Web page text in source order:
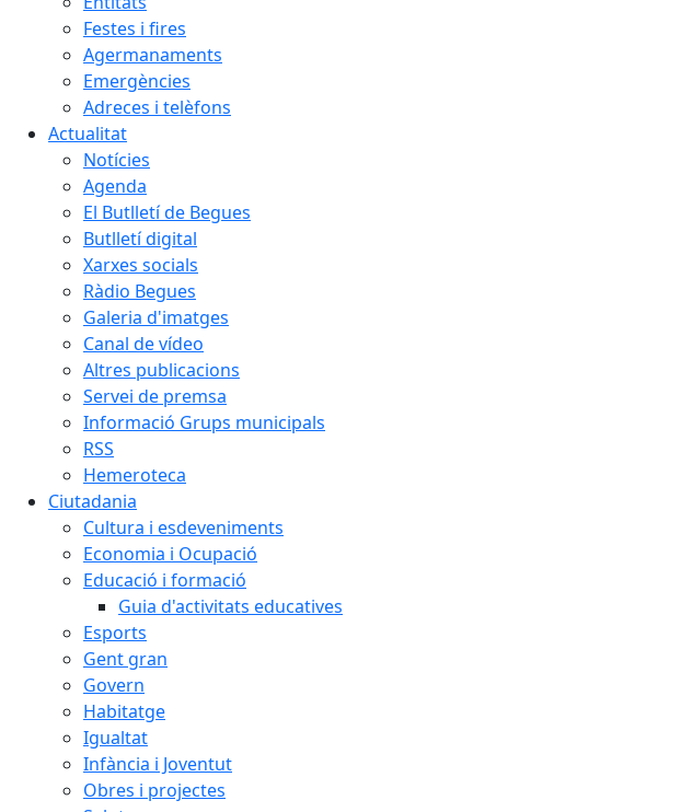
Festes i fires
Agermanaments
Emergències
Adreces i telèfons
Actualitat
Notícies
Agenda
El Butlletí de Begues
Butlletí digital
Xarxes socials
Ràdio Begues
Galeria d'imatges
Canal de vídeo
Altres publicacions
Servei de premsa
Informació Grups municipals
RSS
Hemeroteca
Ciutadania
Cultura i esdeveniments
Economia i Ocupació
Educació i formació
Guia d'activitats educatives
Esports
Gent gran
Govern
Habitatge
Igualtat
Infància i Joventut
Obres i projectes